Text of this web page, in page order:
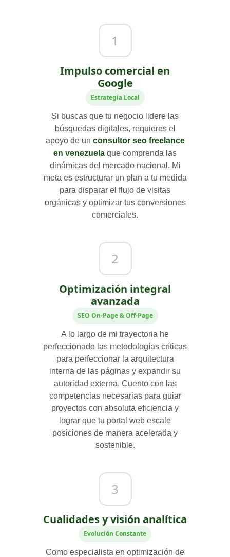
1
Impulso comercial en
Google
Estrategia Local
Si buscas que tu negocio lidere las
búsquedas digitales, requieres el
apoyo de un consultor seo freelance
en venezuela que comprenda las
dinámicas del mercado nacional. Mi
meta es estructurar un plan a tu medida
para disparar el flujo de visitas
orgánicas y optimizar tus conversiones
comerciales.
2
Optimización integral
avanzada
SEO On-Page & Off-Page
A lo largo de mi trayectoria he
perfeccionado las metodologías críticas
para perfeccionar la arquitectura
interna de las páginas y expandir su
autoridad externa. Cuento con las
competencias necesarias para guiar
proyectos con absoluta eficiencia y
lograr que tu portal web escale
posiciones de manera acelerada y
sostenible.
3
Cualidades y visión analítica
Evolución Constante
Como especialista en optimización de